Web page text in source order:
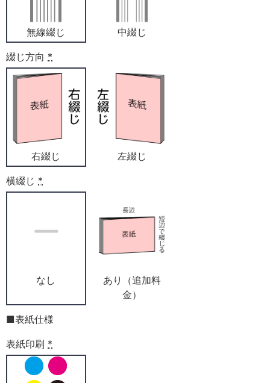
無線綴じ 中綴じ
綴じ方向 *
右綴じ 左綴じ
横綴じ *
なし
あり（追加料
金）
■表紙仕様
表紙印刷 *